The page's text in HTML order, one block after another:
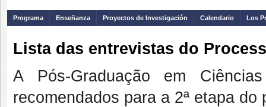
Programa Enseñanza Proyectos de Investigación Calendario Los
Lista das entrevistas do
A Pós-Graduação em
recomendados para a 2ª etapa